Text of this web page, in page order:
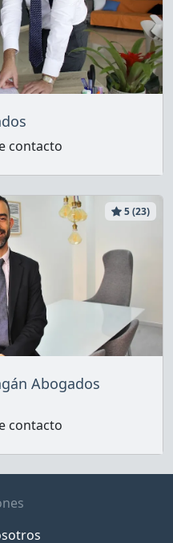
contacto
5 (23)
Abogados
contacto